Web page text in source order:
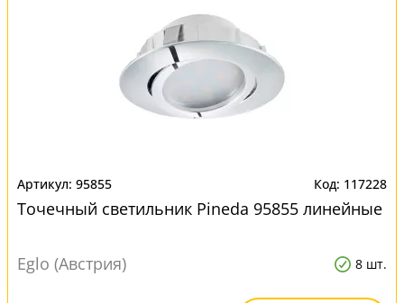
95855 117228
Точечный светильник Pineda 95855 линейные
Eglo (Австрия) 8 шт.